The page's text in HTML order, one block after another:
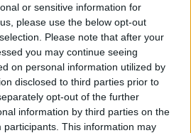
or sensitive information for
please use the below opt-out
Please note that after your
you may continue seeing
on personal information utilized by
disclosed to third parties prior to
opt-out of the further
information by third parties on the
participants. This information may
1